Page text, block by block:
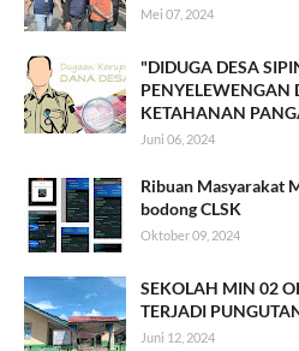
Mei 07, 2024
"DIDUGA DESA
PENYELEWENGAN
KETAHANAN
Juni 06, 2024
Ribuan Masyarakat
bodong CLSK
Oktober 09, 2024
SEKOLAH MIN 02
TERJADI
Juni 12, 2024